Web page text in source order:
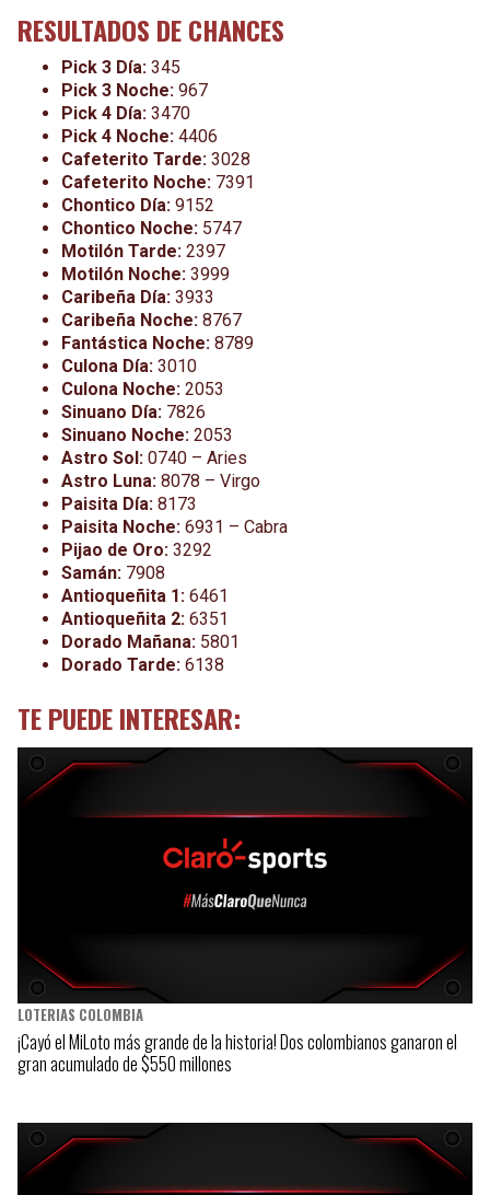
RESULTADOS DE CHANCES
Pick 3 Día: 345
Pick 3 Noche: 967
Pick 4 Día: 3470
Pick 4 Noche: 4406
Cafeterito Tarde: 3028
Cafeterito Noche: 7391
Chontico Día: 9152
Chontico Noche: 5747
Motilón Tarde: 2397
Motilón Noche: 3999
Caribeña Día: 3933
Caribeña Noche: 8767
Fantástica Noche: 8789
Culona Día: 3010
Culona Noche: 2053
Sinuano Día: 7826
Sinuano Noche: 2053
Astro Sol: 0740 – Aries
Astro Luna: 8078 – Virgo
Paisita Día: 8173
Paisita Noche: 6931 – Cabra
Pijao de Oro: 3292
Samán: 7908
Antioqueñita 1: 6461
Antioqueñita 2: 6351
Dorado Mañana: 5801
Dorado Tarde: 6138
TE PUEDE INTERESAR:
LOTERIAS COLOMBIA
¡Cayó el MiLoto más grande de la historia! Dos colombianos ganaron el
gran acumulado de $550 millones